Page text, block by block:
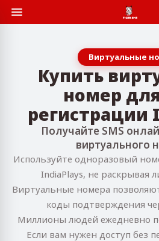
Виртуальные
Купить
номер для
регистрации
Получайте SMS
виртуального
Используйте одноразовый
IndiaPlays, не раскрывая
Виртуальные номера
коды подтверждения
Миллионы людей ежедневно
Если вам нужен доступ без